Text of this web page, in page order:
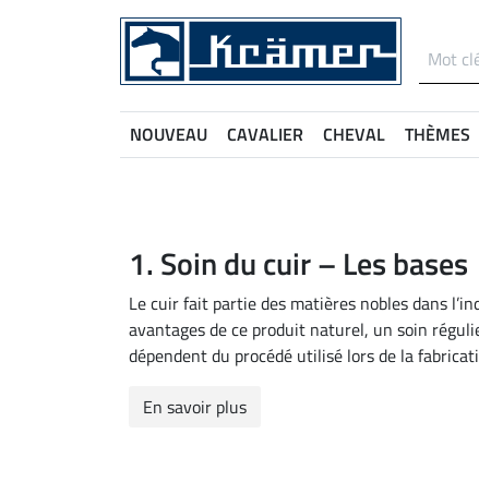
NOUVEAU CAVALIER CHEVAL THÈMES
1. Soin du cuir – Les bases
Le cuir fait partie des matières nobles dans
avantages de ce produit naturel, un soin
dépendent du procédé utilisé lors de la
En savoir plus